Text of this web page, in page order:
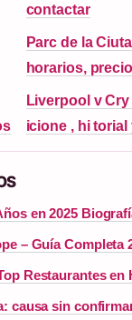
contactar
Parc de la
horarios,
Liverpool v
icione , hi
en 2025
– Guía Completa
Restaurantes en
causa sin